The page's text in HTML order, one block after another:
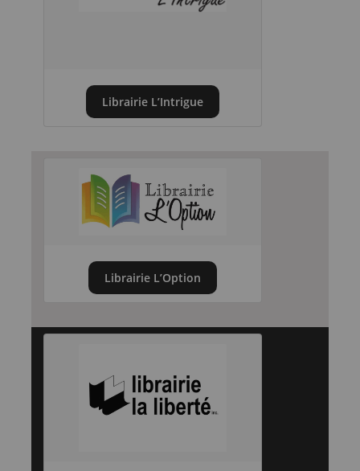
Librairie L’Intrigue
Librairie L’Option